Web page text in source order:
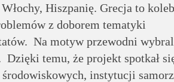
Hiszpanię. Grecja to
z doborem tematyki
Na motyw przewodni
temu, że projekt spotkał
instytucji